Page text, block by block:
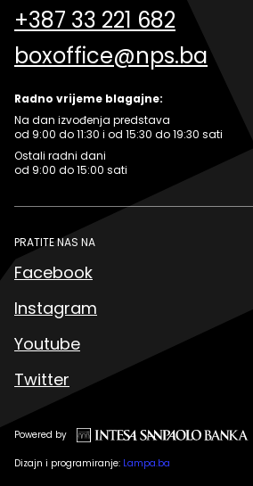
+387 33 221 682
boxoffice@nps.ba
Radno vrijeme blagajne:
Na dan izvođenja predstava
od 9:00 do 11:30 i od 15:30 do 19:30 sati
Ostali radni dani
od 9:00 do 15:00 sati
PRATITE NAS NA
Facebook
Instagram
Youtube
Twitter
Powered by
Dizajn i programiranje: Lampa.ba